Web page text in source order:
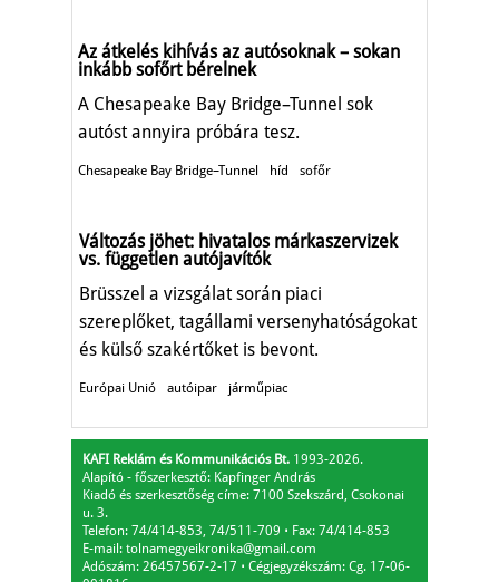
Az átkelés kihívás az autósoknak – sokan
inkább sofőrt bérelnek
A Chesapeake Bay Bridge–Tunnel sok
autóst annyira próbára tesz.
Chesapeake Bay Bridge–Tunnel híd sofőr
Változás jöhet: hivatalos márkaszervizek
vs. független autójavítók
Brüsszel a vizsgálat során piaci
szereplőket, tagállami versenyhatóságokat
és külső szakértőket is bevont.
Európai Unió autóipar járműpiac
KAFI Reklám és Kommunikációs Bt. 1993-2026.
Alapító - főszerkesztő: Kapfinger András
Kiadó és szerkesztőség címe: 7100 Szekszárd, Csokonai
u. 3.
Telefon: 74/414-853, 74/511-709 ⋅ Fax: 74/414-853
E-mail: tolnamegyeikronika@gmail.com
Adószám: 26457567-2-17 ⋅ Cégjegyzékszám: Cg. 17-06-